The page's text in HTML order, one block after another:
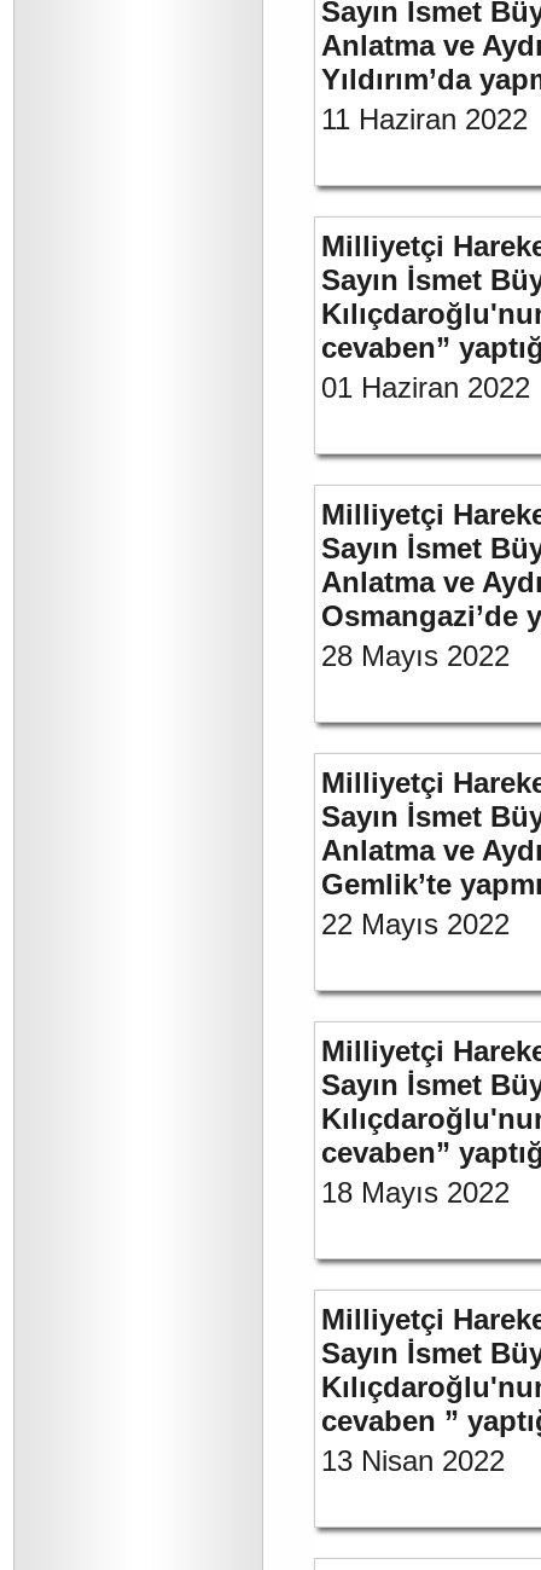
Sayın İsmet
Anlatma ve
Yıldırım’da
11 Haziran 2022
Milliyetçi
Sayın İsmet
cevaben”
01 Haziran 2022
Milliyetçi
Sayın İsmet
Anlatma ve
Osmangazi’de
28 Mayıs 2022
Milliyetçi
Sayın İsmet
Anlatma ve
Gemlik’te
22 Mayıs 2022
Milliyetçi
Sayın İsmet
cevaben”
18 Mayıs 2022
Milliyetçi
Sayın İsmet
cevaben ”
13 Nisan 2022